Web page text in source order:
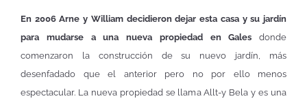
En 2006 Arne y William decidieron dejar esta casa y su jardín
para mudarse a una nueva propiedad en Gales donde
comenzaron la construcción de su nuevo jardín, más
desenfadado que el anterior pero no por ello menos
espectacular. La nueva propiedad se llama Allt-y Bela y es una